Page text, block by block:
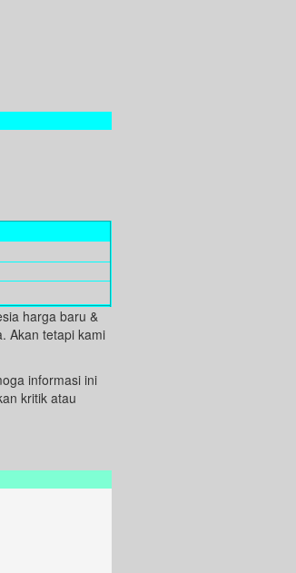
harga baru &
Akan tetapi kami
informasi ini
kritik atau